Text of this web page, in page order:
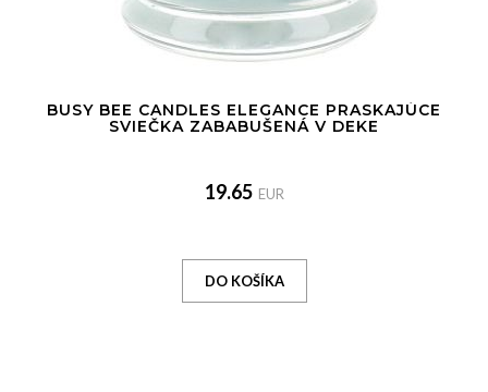
BUSY BEE CANDLES ELEGANCE PRASKAJÚCE
SVIEČKA ZABABUŠENÁ V DEKE
19.65 EUR